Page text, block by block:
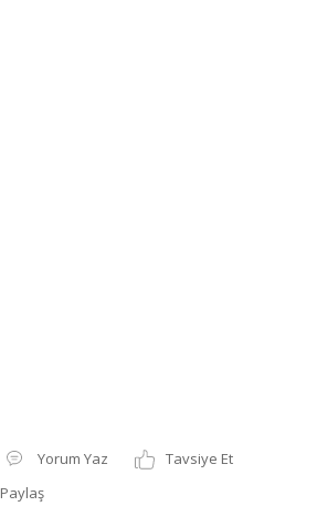
Yorum Yaz
Tavsiye Et
Paylaş